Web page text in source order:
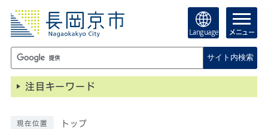
Language メニュー
サイト内検索
注目キーワード
現在位置 トップ